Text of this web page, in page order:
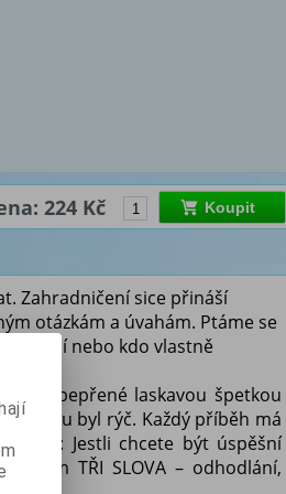
224 Kč Koupit
Zahradničení sice přináší
otázkám a úvahám. Ptáme se
zelí nebo kdo vlastně
opepřené laskavou špetkou
začátku byl rýč. Každý příběh má
Jestli chcete být úspěšní
TŘI SLOVA – odhodlání,